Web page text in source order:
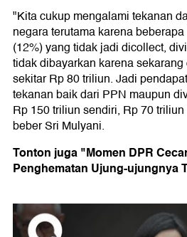
"Kita cukup mengalami tekanan
negara terutama karena
(12%) yang tidak jadi dicollect,
tidak dibayarkan karena
sekitar Rp 80 triliun. Jadi
tekanan baik dari PPN maupun
Rp 150 triliun sendiri, Rp 70
beber Sri Mulyani.
Tonton juga "Momen DPR
Penghematan Ujung-ujungnya